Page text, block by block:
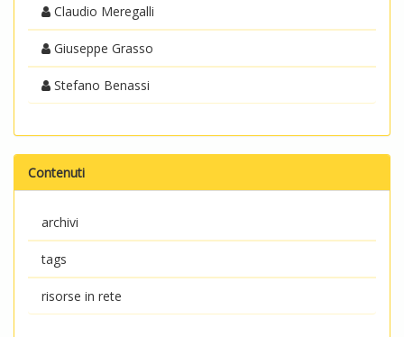
Claudio Meregalli
Giuseppe Grasso
Stefano Benassi
Contenuti
archivi
tags
risorse in rete